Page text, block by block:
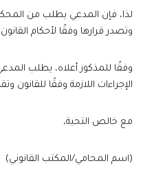
لذا، فإن المدعي يطلب من
وتصدر قرارها وفقًا لأحكام القانون.
وفقًا للمذكور أعلاه، يطلب
الإجراءات اللازمة وفقًا للقانون
مع خالص التحية،
(اسم المحامي/المكتب القانوني)